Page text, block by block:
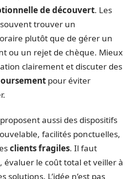
de découvert. Les
trouver un
plutôt que de gérer un
ou un rejet de chèque. Mieux
clairement et discuter des
pour éviter
aussi des dispositifs
facilités ponctuelles,
clients fragiles. Il faut
évaluer le coût total et veiller à
solutions. L’idée n’est pas